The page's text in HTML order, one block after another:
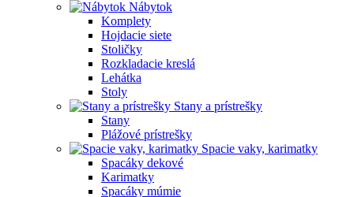
Nábytok
Komplety
Hojdacie siete
Stoličky
Rozkladacie kreslá
Lehátka
Stoly
Stany a prístrešky
Stany
Plážové prístrešky
Spacie vaky, karimatky
Spacáky dekové
Karimatky
Spacáky múmie